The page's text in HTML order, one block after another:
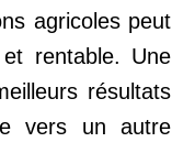
agricoles peut
rentable. Une
résultats
vers un autre